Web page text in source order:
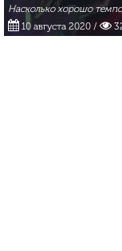
Насколько хорошо
10 августа 2020 /